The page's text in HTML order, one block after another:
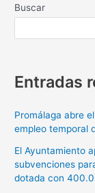
Buscar
Entradas
Promálaga abre
empleo temporal
El Ayuntamiento
subvenciones
dotada con